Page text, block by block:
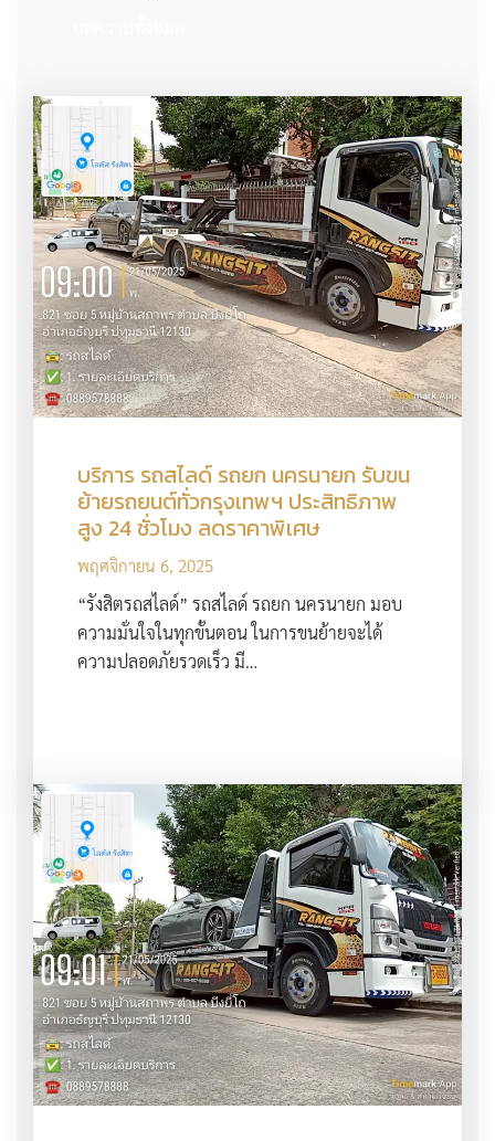
บริการ รถสไลด์ รถยก นครนายก รับขน
ย้ายรถยนต์ทั่วกรุงเทพฯ ประสิทธิภาพ
สูง 24 ชั่วโมง ลดราคาพิเศษ
พฤศจิกายน 6, 2025
“รังสิตรถสไลด์” รถสไลด์ รถยก นครนายก มอบ
ความมั่นใจในทุกขั้นตอน ในการขนย้ายจะได้
ความปลอดภัยรวดเร็ว มี…